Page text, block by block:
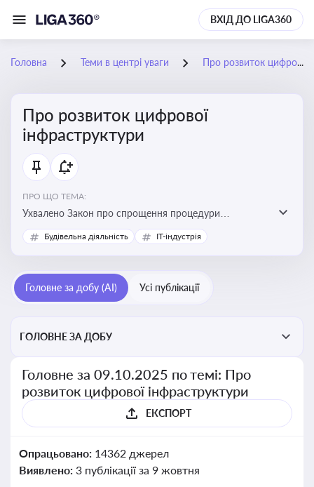
ВХІД ДО LIGA360
Головна Теми в центрі уваги Про розвиток цифрової інфраструктури
Про розвиток цифрової
інфраструктури
ПРО ЩО ТЕМА:
Ухвалено Закон про спрощення процедури
відведення земельних ділянок для розвитку цифрової
інфраструктури
Будівельна діяльність IT-індустрія
Головне за добу (AI) Усі публікації
ГОЛОВНЕ ЗА ДОБУ
Головне за 09.10.2025 по темі: Про
розвиток цифрової інфраструктури
ЕКСПОРТ
Опрацьовано: 14362 джерел
Виявлено: 3 публікації за 9 жовтня